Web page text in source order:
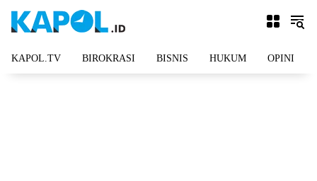
KAPOL.TV BIROKRASI BISNIS HUKUM OPINI